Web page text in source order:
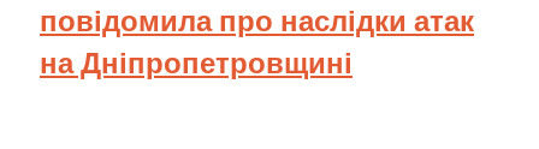
повідомила про наслідки атак
на Дніпропетровщині